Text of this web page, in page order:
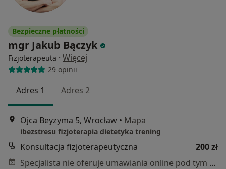
Bezpieczne płatności
mgr Jakub Bączyk
Fizjoterapeuta · Więcej
29 opinii
Adres 1 Adres 2
Ojca Beyzyma 5, Wrocław • Mapa
ibezstresu fizjoterapia dietetyka trening
Konsultacja fizjoterapeutyczna
200 zł
Specjalista nie oferuje umawiania online pod tym adresem.